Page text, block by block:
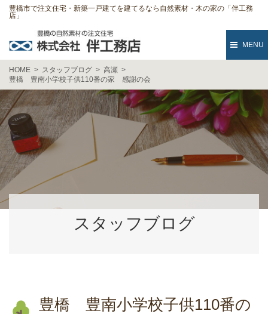
豊橋市で注文住宅・新築一戸建てを建てるなら自然素材・木の家の「伴工務
店」
MENU
HOME スタッフブログ
高瀬
豊橋 豊南小学校子供110番の家 感謝の会
スタッフブログ
豊橋 豊南小学校子供110番の